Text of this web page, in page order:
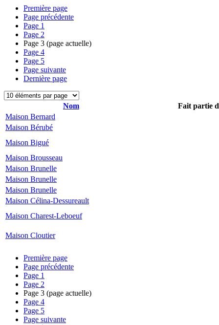
Première page
Page précédente
Page 1
Page 2
Page 3 (page actuelle)
Page 4
Page 5
Page suivante
Dernière page
Nom
Fait partie
Maison Bernard
Maison Bérubé
Maison Bigué
Maison Brousseau
Maison Brunelle
Maison Brunelle
Maison Brunelle
Maison Célina-Dessureault
Maison Charest-Leboeuf
Maison Cloutier
Première page
Page précédente
Page 1
Page 2
Page 3 (page actuelle)
Page 4
Page 5
Page suivante